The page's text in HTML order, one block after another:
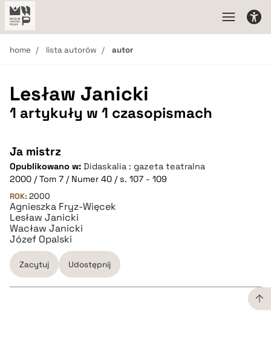
home lista autorów autor
Lesław Janicki
1 artykuły w 1 czasopismach
Ja mistrz
Opublikowano w: Didaskalia : gazeta teatralna
2000 / Tom 7 / Numer 40 / s. 107 - 109
ROK: 2000
Agnieszka Fryz-Więcek
Lesław Janicki
Wacław Janicki
Józef Opalski
Zacytuj Udostępnij